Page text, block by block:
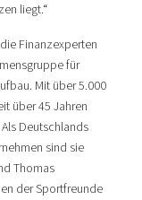
liegt.“
Finanzexperten
für
Mit über 5.000
über 45 Jahren
Deutschlands
sind sie
Thomas
der Sportfreunde